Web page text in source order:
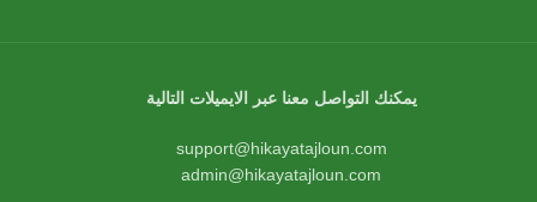
يمكنك التواصل معنا عبر الايميلات التالية
support@hikayatajloun.com
admin@hikayatajloun.com